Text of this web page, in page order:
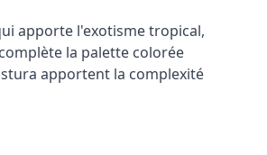
apporte l'exotisme tropical,
la palette colorée
apportent la complexité